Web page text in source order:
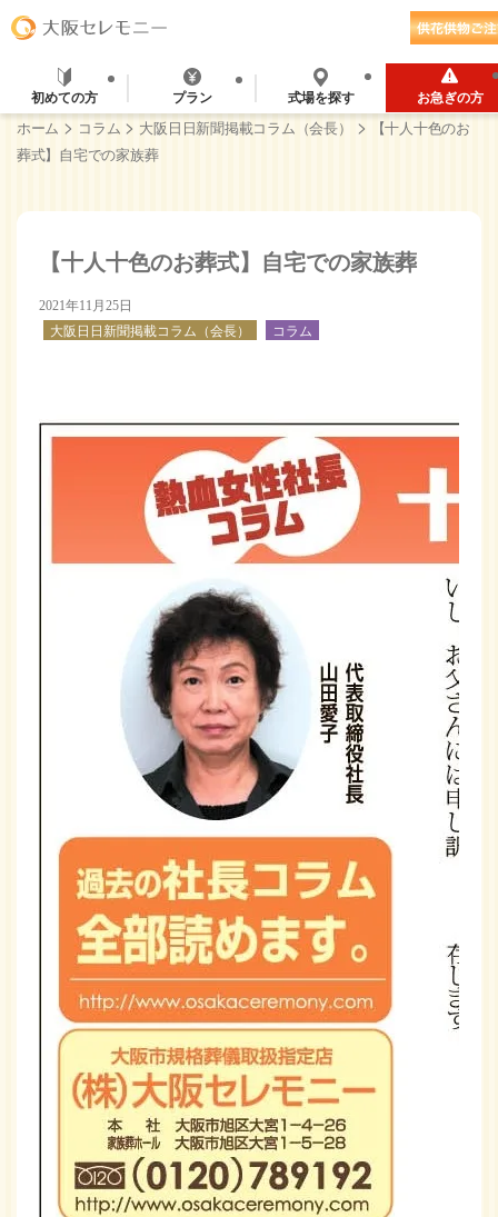
初めての方 プラン 式場を探す お急ぎの方
ホーム > コラム > 大阪日日新聞掲載コラム（会長） >
【十人十色のお
葬式】自宅での家族葬
【十人十色のお葬式】自宅での家族葬
2021年11月25日
大阪日日新聞掲載コラム（会長） コラム